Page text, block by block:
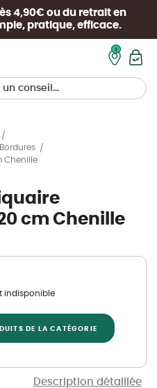
4,90€ ou du retrait en
pratique, efficace.
Bordures
Chenille
cm Chenille
Description détaillée
indisponible
DE LA CATÉGORIE